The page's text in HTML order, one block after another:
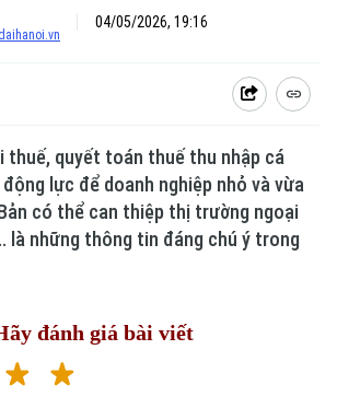
04/05/2026, 19:16
thuế, quyết toán thuế thu nhập cá
lực để doanh nghiệp nhỏ và vừa
có thể can thiệp thị trường ngoại
là những thông tin đáng chú ý trong
đánh giá bài viết